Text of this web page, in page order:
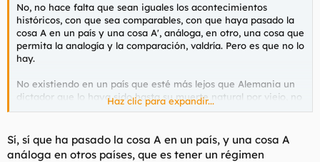
No, no hace falta que sean iguales los acontecimientos
históricos, con que sea comparables, con que haya pasado la
cosa A en un país y una cosa A', análoga, en otro, una cosa que
permita la analogía y la comparación, valdría. Pero es que no lo
hay.
No existiendo en un país que esté más lejos que Alemania un
dictador que lo haya sido hasta su muerte natural por viejo, no
se puede comparar lo que aquí pasó con Franco con el resto de
nuestro entorno cercano. Simplemente la comparación que tu
pides es imposible de realizar.
Haz clic para expandir...
Sí, sí que ha pasado la cosa A en un país, y una cosa A
análoga en otros países, que es tener un régimen